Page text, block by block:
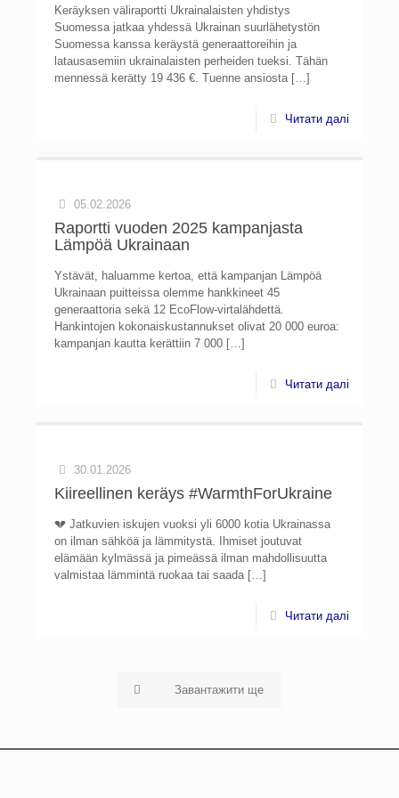
Keräyksen väliraportti Ukrainalaisten yhdistys
Suomessa jatkaa yhdessä Ukrainan suurlähetystön
Suomessa kanssa keräystä generaattoreihin ja
latausasemiin ukrainalaisten perheiden tueksi. Tähän
mennessä kerätty 19 436 €. Tuenne ansiosta[…]
Читати далі
05.02.2026
Raportti vuoden 2025 kampanjasta
Lämpöä Ukrainaan
Ystävät, haluamme kertoa, että kampanjan Lämpöä
Ukrainaan puitteissa olemme hankkineet 45
generaattoria sekä 12 EcoFlow-virtalähdettä.
Hankintojen kokonaiskustannukset olivat 20 000 euroa:
kampanjan kautta kerättiin 7 000 […]
Читати далі
30.01.2026
Kiireellinen keräys #WarmthForUkraine
💔 Jatkuvien iskujen vuoksi yli 6000 kotia Ukrainassa
on ilman sähköä ja lämmitystä. Ihmiset joutuvat
elämään kylmässä ja pimeässä ilman mahdollisuutta
valmistaa lämmintä ruokaa tai saada[…]
Читати далі
Завантажити ще